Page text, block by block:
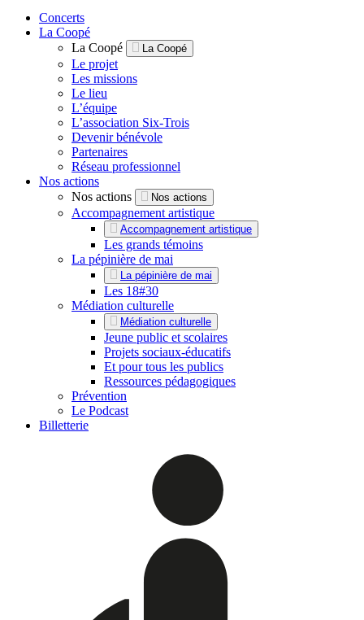
Concerts
La Coopé
La Coopé
La Coopé
Le projet
Les missions
Le lieu
L’équipe
L’association Six-Trois
Devenir bénévole
Partenaires
Réseau professionnel
Nos actions
Nos actions
Nos actions
Accompagnement artistique
Accompagnement artistique
Les grands témoins
La pépinière de mai
La pépinière de mai
Les 18#30
Médiation culturelle
Médiation culturelle
Jeune public et scolaires
Projets sociaux-éducatifs
Et pour tous les publics
Ressources pédagogiques
Prévention
Le Podcast
Billetterie